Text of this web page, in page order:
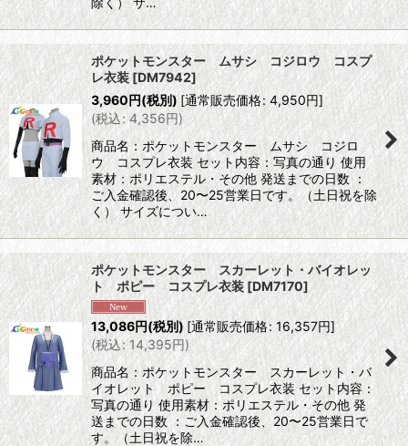
ポケットモンスター ムサシ コジロウ コスプ
レ衣装[DM7942]
3,960円(税別)[通常販売価格: 4,950円]
(税込: 4,356円)
商品名：ポケットモンスター ムサシ コジロ
ウ コスプレ衣装 セット内容：写真の通り 使用
素材：ポリエステル・その他 発送までの日数 ：
ご入金確認後、20〜25営業日です。（土日祝を除
く） サイズについ…
ポケットモンスター スカーレット・バイオレッ
ト ポピー コスプレ衣装[DM7170]
13,086円(税別)[通常販売価格: 16,357円]
(税込: 14,395円)
商品名：ポケットモンスター スカーレット・バ
イオレット ポピー コスプレ衣装 セット内容：
写真の通り 使用素材：ポリエステル・その他 発
送までの日数 ：ご入金確認後、20〜25営業日で
す。（土日祝を除…